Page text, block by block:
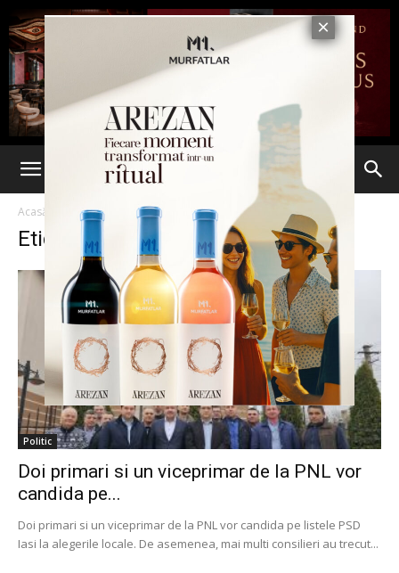
Acasă Etichete Primari
Etichetă: primari
Politic
Doi primari si un viceprimar de la PNL vor
candida pe...
Doi primari si un viceprimar de la PNL vor candida pe listele PSD
Iasi la alegerile locale. De asemenea, mai multi consilieri au trecut...